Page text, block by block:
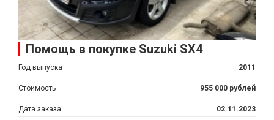
Помощь в покупке Suzuki SX4
Год выпуска 2011
Стоимость 955 000 рублей
Дата заказа 02.11.2023